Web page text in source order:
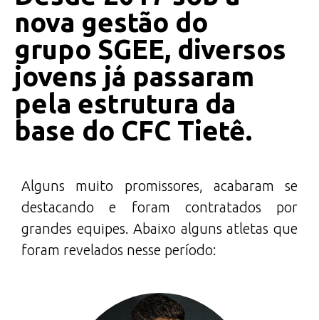
nova gestão do
grupo SGEE, diversos
jovens já passaram
pela estrutura da
base do CFC Tietê.
Alguns muito promissores, acabaram se
destacando e foram contratados por
grandes equipes. Abaixo alguns atletas que
foram revelados nesse período: